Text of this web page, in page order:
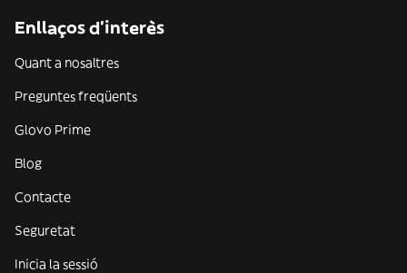
Enllaços d'interès
Quant a nosaltres
Preguntes freqüents
Glovo Prime
Blog
Contacte
Seguretat
Inicia la sessió